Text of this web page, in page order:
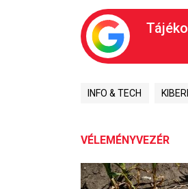
INFO & TECH
VÉLEMÉNYVEZÉR